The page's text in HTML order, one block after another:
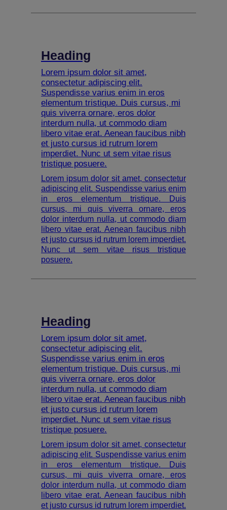
Heading
Lorem ipsum dolor sit amet,
consectetur adipiscing elit.
Suspendisse varius enim in eros
elementum tristique. Duis cursus, mi
quis viverra ornare, eros dolor
interdum nulla, ut commodo diam
libero vitae erat. Aenean faucibus nibh
et justo cursus id rutrum lorem
imperdiet. Nunc ut sem vitae risus
tristique posuere.
Lorem ipsum dolor sit amet, consectetur
adipiscing elit. Suspendisse varius enim
in eros elementum tristique. Duis
cursus, mi quis viverra ornare, eros
dolor interdum nulla, ut commodo diam
libero vitae erat. Aenean faucibus nibh
et justo cursus id rutrum lorem imperdiet.
Nunc ut sem vitae risus tristique
posuere.
Heading
Lorem ipsum dolor sit amet,
consectetur adipiscing elit.
Suspendisse varius enim in eros
elementum tristique. Duis cursus, mi
quis viverra ornare, eros dolor
interdum nulla, ut commodo diam
libero vitae erat. Aenean faucibus nibh
et justo cursus id rutrum lorem
imperdiet. Nunc ut sem vitae risus
tristique posuere.
Lorem ipsum dolor sit amet, consectetur
adipiscing elit. Suspendisse varius enim
in eros elementum tristique. Duis
cursus, mi quis viverra ornare, eros
dolor interdum nulla, ut commodo diam
libero vitae erat. Aenean faucibus nibh
et justo cursus id rutrum lorem imperdiet.